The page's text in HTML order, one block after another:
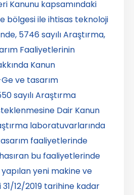
Kanunu kapsamındaki
bölgesi ile ihtisas teknoloji
5746 sayılı Araştırma,
Faaliyetlerinin
Kanun
ve tasarım
sayılı Araştırma
Dair Kanun
laboratuvarlarında
faaliyetlerinde
bu faaliyetlerinde
yeni makine ve
12/2019 tarihine kadar